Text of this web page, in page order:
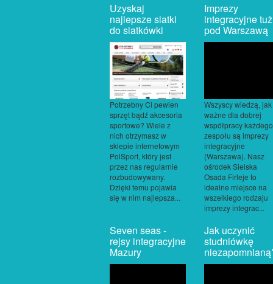
Uzyskaj
najlepsze siatki
do siatkówki
Potrzebny Ci pewien
sprzęt bądź akcesoria
sportowe? Wiele z
nich otrzymasz w
sklepie internetowym
PolSport, który jest
przez nas regularnie
rozbudowywany.
Dzięki temu pojawia
się w nim najlepsza...
Imprezy
integracyjne tuż
pod Warszawą
Wszyscy wiedzą, jak
ważne dla dobrej
współpracy każdego
zespołu są imprezy
integracyjne
(Warszawa). Nasz
ośrodek Sielska
Osada Firleje to
idealne miejsce na
wszelkiego rodzaju
imprezy integrac...
Seven seas -
rejsy integracyjne
Mazury
Jak uczynić
studniówkę